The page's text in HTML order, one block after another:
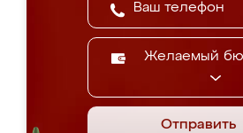
Желаемый
Отправить